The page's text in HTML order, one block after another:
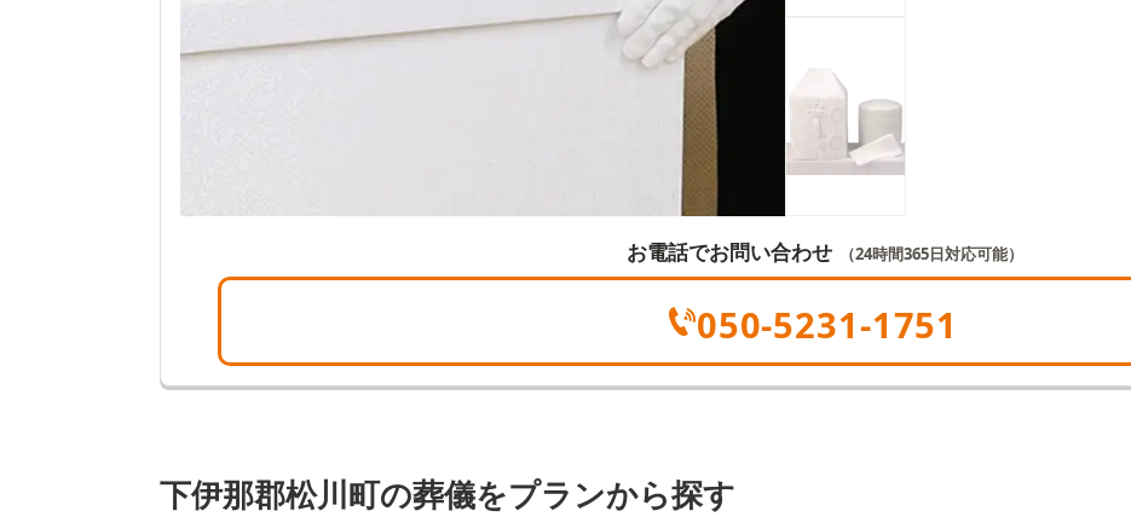
お電話でお問い合わせ （24時間365日対応可能）
050-5231-1751
下伊那郡松川町の葬儀をプランから探す